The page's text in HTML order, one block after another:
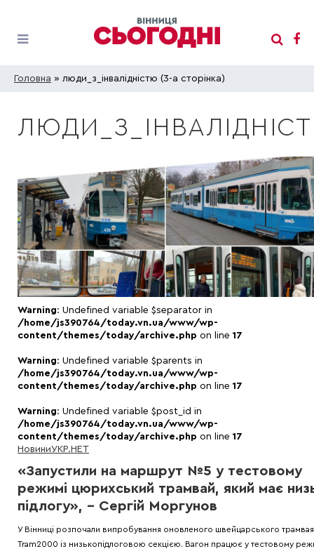
Головна » люди_з_інвалідністю (3-а сторінка)
Warning: Undefined variable $separator in
/home/js390764/today.vn.ua/www/wp-
content/themes/today/archive.php on line 17
Warning: Undefined variable $parents in
/home/js390764/today.vn.ua/www/wp-
content/themes/today/archive.php on line 17
Warning: Undefined variable $post_id in
/home/js390764/today.vn.ua/www/wp-
content/themes/today/archive.php on line 17
НовиниУКР.НЕТ
«Запустили на маршрут №5 у тестовому
режимі цюрихський трамвай, який має
підлогу», – Сергій Моргунов
У Вінниці розпочали випробування оновленого швейцарського трамвая
Tram2000 із низькопідлоговою секцією. Вагон працює у тестовому